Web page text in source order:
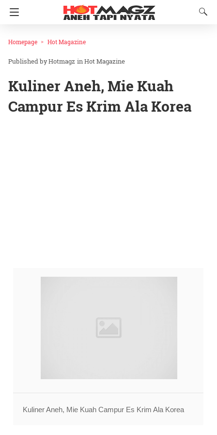
Homepage Hot Magazine
Hotmagz inHot Magazine
Kuliner Aneh, Mie Kuah
Campur Es Krim Ala Korea
Kuliner Aneh, Mie Kuah Campur Es Krim Ala Korea